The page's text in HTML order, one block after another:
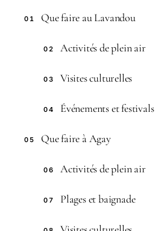
01 Que faire au Lavandou
02 Activités de plein air
03 Visites culturelles
04 Événements et festivals
05 Que faire à Agay
06 Activités de plein air
07 Plages et baignade